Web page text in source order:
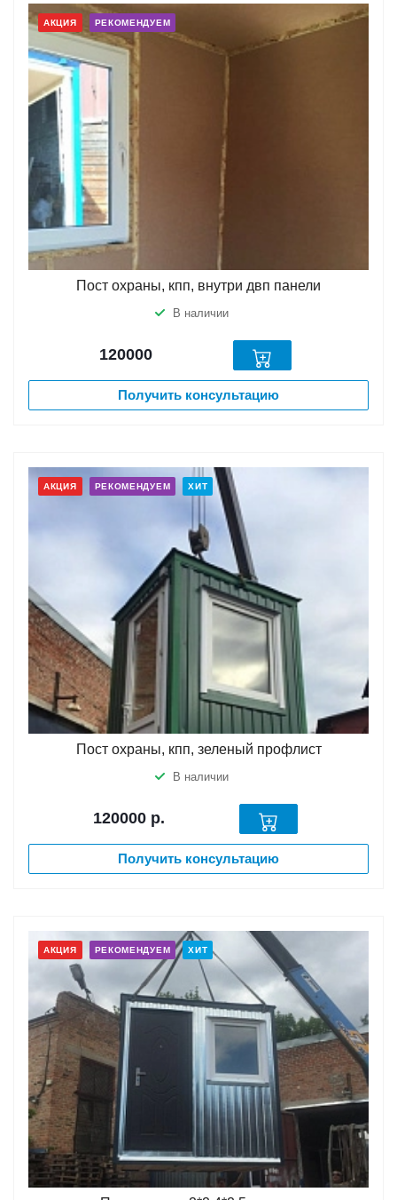
АКЦИЯ РЕКОМЕНДУЕМ
Пост охраны, кпп, внутри двп панели
В наличии
120000
Получить консультацию
АКЦИЯ РЕКОМЕНДУЕМ ХИТ
Пост охраны, кпп, зеленый профлист
В наличии
120000 р.
Получить консультацию
АКЦИЯ РЕКОМЕНДУЕМ ХИТ